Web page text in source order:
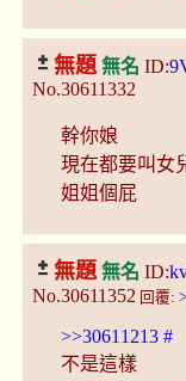
無題無名 ID:
No.30611332
幹你娘
現在都要叫女
姐姐個屁
無題無名 ID:
No.30611352回覆:
>>30611213#
不是這樣